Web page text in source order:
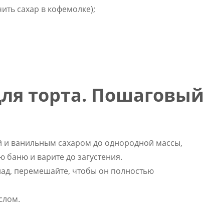
сахар в кофемолке);
торта. Пошаговый
ванильным сахаром до однородной массы,
баню и варите до загустения.
перемешайте, чтобы он полностью